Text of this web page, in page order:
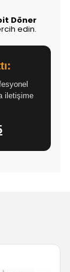
Döner
edin.
iletişime